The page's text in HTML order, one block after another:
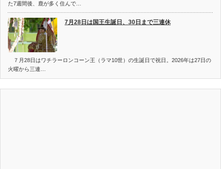
た7週間後、鹿が多く住んで…
7月28日は国王生誕日、30日まで三連休
７月28日はワチラーロンコーン王（ラマ10世）の生誕日で祝日。2026年は27日の
火曜から三連…